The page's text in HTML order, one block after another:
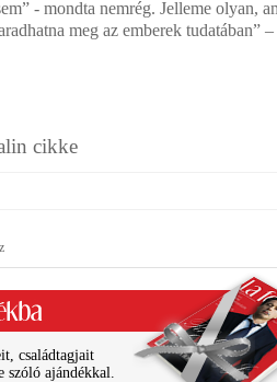
- mondta nemrég. Jelleme olyan,
meg az emberek tudatában”
cikke
családtagjait
szóló ajándékkal.